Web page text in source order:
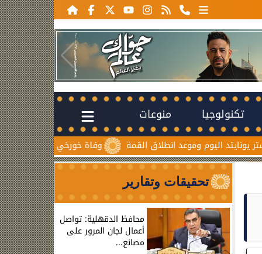
تكنولوجيا منوعات
وفاة خورخي ميسي والد نجم الأرجنتين بعد انطلاق القمة
تحقيقات وتقارير
محافظ الدقهلية: تواصل
أعمال لجان المرور على
مصانع...